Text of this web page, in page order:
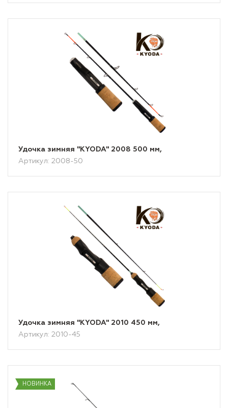
Удочка зимняя "KYODA" 2008 500 мм,
Артикул: 2008-50
Удочка зимняя "KYODA" 2010 450 мм,
Артикул: 2010-45
НОВИНКА